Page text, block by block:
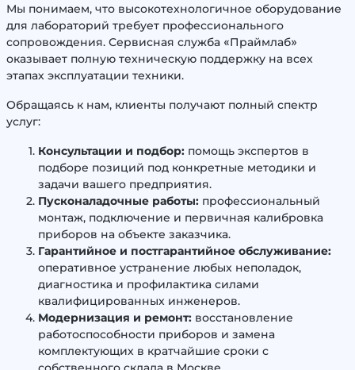
Мы понимаем, что высокотехнологичное оборудование
для лабораторий требует профессионального
сопровождения. Сервисная служба «Праймлаб»
оказывает полную техническую поддержку на всех
этапах эксплуатации техники.
Обращаясь к нам, клиенты получают полный спектр
услуг:
Консультации и подбор: помощь экспертов в
подборе позиций под конкретные методики и
задачи вашего предприятия.
Пусконаладочные работы: профессиональный
монтаж, подключение и первичная калибровка
приборов на объекте заказчика.
Гарантийное и постгарантийное обслуживание:
оперативное устранение любых неполадок,
диагностика и профилактика силами
квалифицированных инженеров.
Модернизация и ремонт: восстановление
работоспособности приборов и замена
комплектующих в кратчайшие сроки с